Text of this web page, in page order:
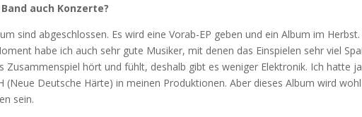
auch Konzerte?
sind abgeschlossen. Es wird eine Vorab-EP geben und ein Album im Herbst.
habe ich auch sehr gute Musiker, mit denen das Einspielen sehr viel
hört und fühlt, deshalb gibt es weniger Elektronik. Ich hatte ja
(Neue Deutsche Härte) in meinen Produktionen. Aber dieses Album wird wohl
sein.